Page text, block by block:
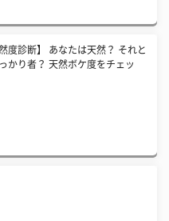
然度診断】 あなたは天然？ それと
かり者？ 天然ボケ度をチェッ